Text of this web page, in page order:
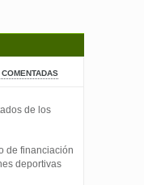
de los
de financiación
deportivas